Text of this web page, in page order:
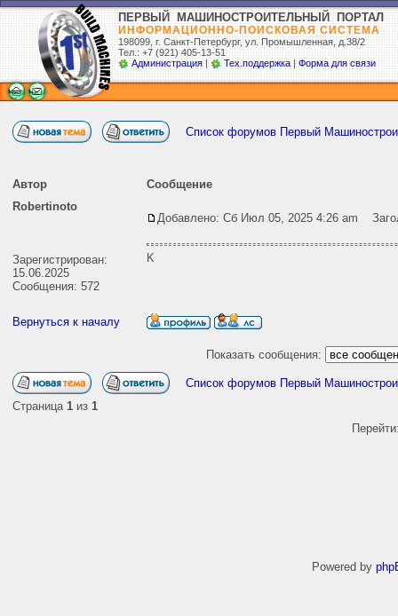
ПЕРВЫЙ МАШИНОСТРОИТЕЛЬНЫЙ ПОРТАЛ
ИНФОРМАЦИОННО-ПОИСКОВАЯ СИСТЕМА
198099, г. Санкт-Петербург,ул. Промышленная, д.38/2
Тел.: +7 (921) 405-13-51
Администрация| Тех.поддержка|Форма для связи
Список форумов Первый
Автор
Сообщение
Robertinoto
Зарегистрирован:
15.06.2025
Сообщения: 572
Добавлено: Сб Июл 05, 2025 4:26 am
K
Вернуться к началу
Показать сообщения:
Список форумов Первый
Страница 1 из 1
Powered by